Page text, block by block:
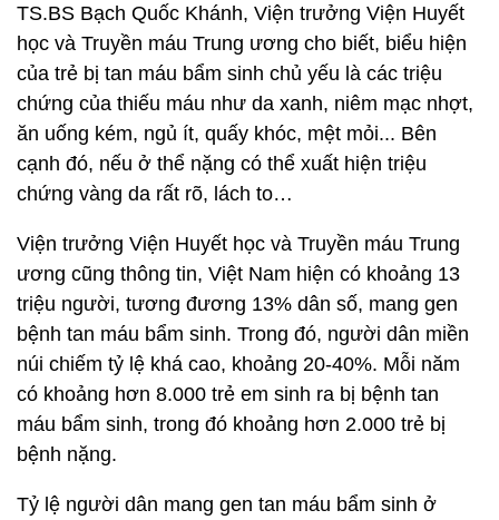
TS.BS Bạch Quốc Khánh, Viện trưởng Viện Huyết
học và Truyền máu Trung ương cho biết, biểu hiện
của trẻ bị tan máu bẩm sinh chủ yếu là các triệu
chứng của thiếu máu như da xanh, niêm mạc nhợt,
ăn uống kém, ngủ ít, quấy khóc, mệt mỏi... Bên
cạnh đó, nếu ở thể nặng có thể xuất hiện triệu
chứng vàng da rất rõ, lách to…
Viện trưởng Viện Huyết học và Truyền máu Trung
ương cũng thông tin, Việt Nam hiện có khoảng 13
triệu người, tương đương 13% dân số, mang gen
bệnh tan máu bẩm sinh. Trong đó, người dân miền
núi chiếm tỷ lệ khá cao, khoảng 20-40%. Mỗi năm
có khoảng hơn 8.000 trẻ em sinh ra bị bệnh tan
máu bẩm sinh, trong đó khoảng hơn 2.000 trẻ bị
bệnh nặng.
Tỷ lệ người dân mang gen tan máu bẩm sinh ở